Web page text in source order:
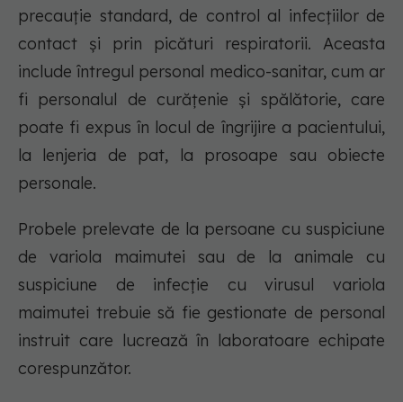
precauție standard, de control al infecțiilor de
contact și prin picături respiratorii. Aceasta
include întregul personal medico-sanitar, cum ar
fi personalul de curățenie și spălătorie, care
poate fi expus în locul de îngrijire a pacientului,
la lenjeria de pat, la prosoape sau obiecte
personale.
Probele prelevate de la persoane cu suspiciune
de variola maimutei sau de la animale cu
suspiciune de infecție cu virusul variola
maimutei trebuie să fie gestionate de personal
instruit care lucrează în laboratoare echipate
corespunzător.